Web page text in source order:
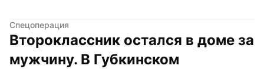
Спецоперация
Второклассник остался в доме за
мужчину. В Губкинском